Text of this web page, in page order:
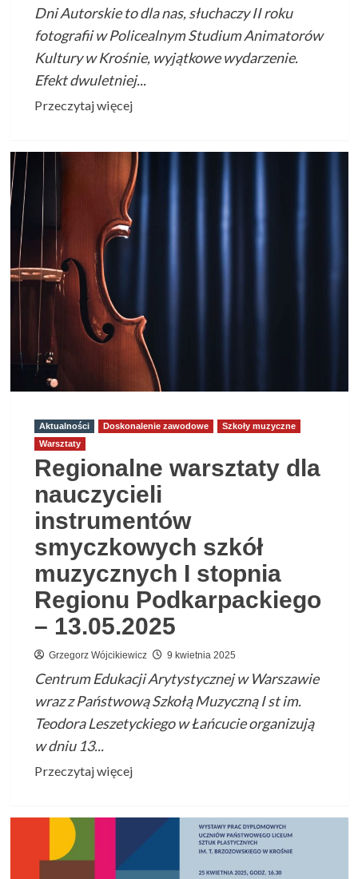
Dni Autorskie to dla nas, słuchaczy II roku
fotografii w Policealnym Studium Animatorów
Kultury w Krośnie, wyjątkowe wydarzenie.
Efekt dwuletniej...
Przeczytaj więcejPrzeczytaj
Dni
Autorskie
2025
Aktualności Doskonalenie zawodowe
Szkoły muzyczne
Warsztaty
Regionalne warsztaty dla
nauczycieli
instrumentów
smyczkowych szkół
muzycznych I stopnia
Regionu Podkarpackiego
– 13.05.2025
Grzegorz Wójcikiewicz 9 kwietnia 2025
Centrum Edukacji Arytystycznej w Warszawie
wraz z Państwową Szkołą Muzyczną I st im.
Teodora Leszetyckiego w Łańcucie organizują
w dniu 13...
Przeczytaj więcejPrzeczytaj
Regionalne
warsztaty
dla